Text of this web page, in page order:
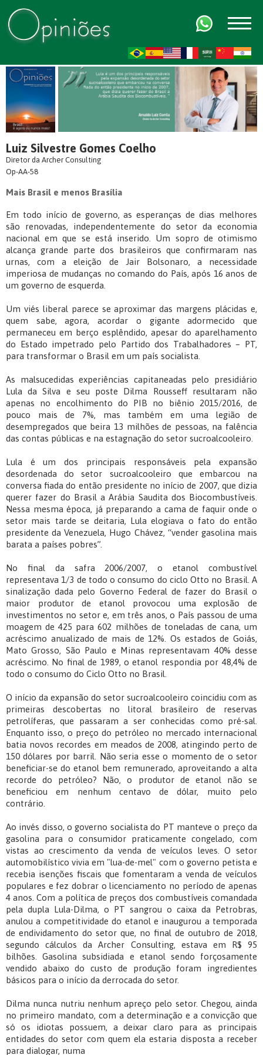
Luiz Silvestre Gomes Coelho
Diretor da Archer Consulting
Op-AA-58
Mais Brasil e menos Brasília
Em todo início de governo, as esperanças de dias melhores
são renovadas, independentemente do setor da economia
nacional em que se está inserido. Um sopro de otimismo
alcança grande parte dos brasileiros que confirmaram nas
urnas, com a eleição de Jair Bolsonaro, a necessidade
imperiosa de mudanças no comando do País, após 16 anos de
um governo de esquerda.
Um viés liberal parece se aproximar das margens plácidas e,
quem sabe, agora, acordar o gigante adormecido que
permaneceu em berço esplêndido, apesar do aparelhamento
do Estado impetrado pelo Partido dos Trabalhadores – PT,
para transformar o Brasil em um país socialista.
As malsucedidas experiências capitaneadas pelo presidiário
Lula da Silva e seu poste Dilma Rousseff resultaram não
apenas no encolhimento do PIB no biênio 2015/2016, de
pouco mais de 7%, mas também em uma legião de
desempregados que beira 13 milhões de pessoas, na falência
das contas públicas e na estagnação do setor sucroalcooleiro.
Lula é um dos principais responsáveis pela expansão
desordenada do setor sucroalcooleiro que embarcou na
conversa fiada do então presidente no início de 2007, que dizia
querer fazer do Brasil a Arábia Saudita dos Biocombustíveis.
Nessa mesma época, já preparando a cama de faquir onde o
setor mais tarde se deitaria, Lula elogiava o fato do então
presidente da Venezuela, Hugo Chávez, “vender gasolina mais
barata a países pobres”.
No final da safra 2006/2007, o etanol combustível
representava 1/3 de todo o consumo do ciclo Otto no Brasil. A
sinalização dada pelo Governo Federal de fazer do Brasil o
maior produtor de etanol provocou uma explosão de
investimentos no setor e, em três anos, o País passou de uma
moagem de 425 para 602 milhões de toneladas de cana, um
acréscimo anualizado de mais de 12%. Os estados de Goiás,
Mato Grosso, São Paulo e Minas representavam 40% desse
acréscimo. No final de 1989, o etanol respondia por 48,4% de
todo o consumo do Ciclo Otto no Brasil.
O início da expansão do setor sucroalcooleiro coincidiu com as
primeiras descobertas no litoral brasileiro de reservas
petrolíferas, que passaram a ser conhecidas como pré-sal.
Enquanto isso, o preço do petróleo no mercado internacional
batia novos recordes em meados de 2008, atingindo perto de
150 dólares por barril. Não seria esse o momento de o setor
beneficiar-se do etanol bem remunerado, aproveitando a alta
recorde do petróleo? Não, o produtor de etanol não se
beneficiou em nenhum centavo de dólar, muito pelo
contrário.
Ao invés disso, o governo socialista do PT manteve o preço da
gasolina para o consumidor praticamente congelado, com
vistas ao crescimento da venda de veículos leves. O setor
automobilístico vivia em "lua-de-mel" com o governo petista e
recebia isenções fiscais que fomentaram a venda de veículos
populares e fez dobrar o licenciamento no período de apenas
4 anos. Com a política de preços dos combustíveis comandada
pela dupla Lula-Dilma, o PT sangrou o caixa da Petrobras,
anulou a competitividade do etanol e inaugurou a temporada
de endividamento do setor que, no final de outubro de 2018,
segundo cálculos da Archer Consulting, estava em R$ 95
bilhões. Gasolina subsidiada e etanol sendo forçosamente
vendido abaixo do custo de produção foram ingredientes
básicos para o início da derrocada do setor.
Dilma nunca nutriu nenhum apreço pelo setor. Chegou, ainda
no primeiro mandato, com a determinação e a convicção que
só os idiotas possuem, a deixar claro para as principais
entidades do setor com quem ela estaria disposta a receber
para dialogar, numa